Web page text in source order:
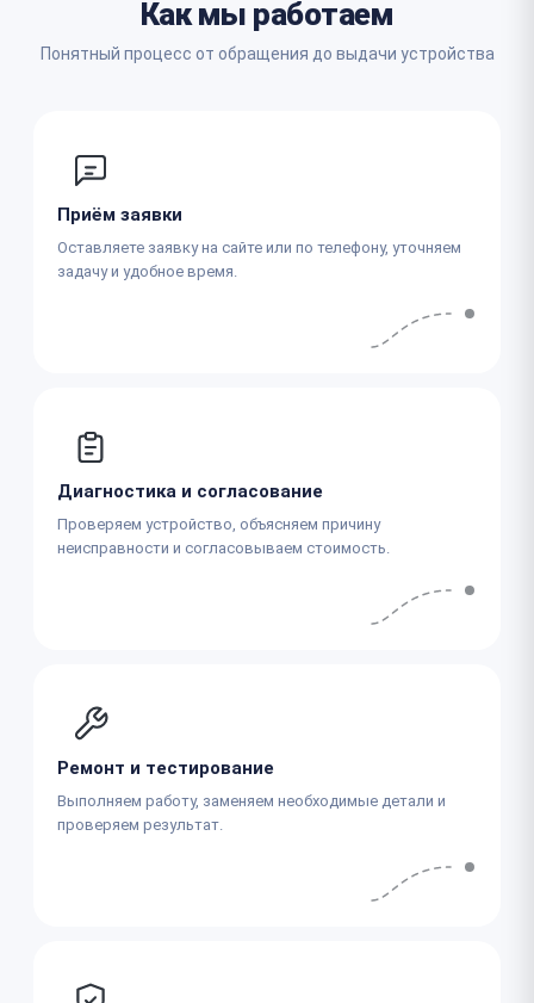
Как мы работаем
Понятный процесс от обращения до выдачи устройства
Приём заявки
Оставляете заявку на сайте или по телефону, уточняем
задачу и удобное время.
Диагностика и согласование
Проверяем устройство, объясняем причину
неисправности и согласовываем стоимость.
Ремонт и тестирование
Выполняем работу, заменяем необходимые детали и
проверяем результат.